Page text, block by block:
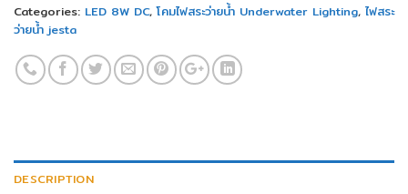
Categories: LED 8W DC,โคมไฟสระว่ายน้ำ Underwater Lighting, ไฟสระ
ว่ายน้ำ jesta
DESCRIPTION